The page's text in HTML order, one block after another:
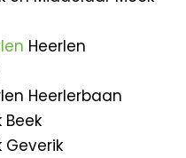
Heerlen
Heerlerbaan
Geverik